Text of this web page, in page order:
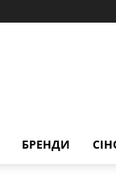
БРЕНДИ